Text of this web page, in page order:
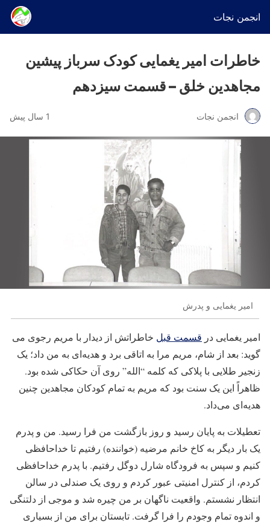
انجمن نجات
خاطرات امیر یغمایی کودک سرباز پیشین
مجاهدین خلق – قسمت سیزدهم
انجمن نجات 1 سال پیش
امیر یغمایی و پدرش
امیر یغمایی در قسمت قبل خاطراتش از دیدار با مریم رجوی می
گوید: بعد از شام، مریم مرا به اتاقی برد و هدیه‌ای به من داد؛ یک
زنجیر طلایی با پلاکی که کلمه “الله” روی آن حکاکی شده بود.
ظاهراً این یک سنت بود که مریم به تمام کودکان مجاهدین چنین
هدیه‌ای می‌داد.
تعطیلات به پایان رسید و روز بازگشت من فرا رسید. من و پدرم
یک بار دیگر به کاخ خانم مرضیه (خواننده) رفتیم تا خداحافظی
کنیم و سپس به فرودگاه شارل دوگل رفتیم. با پدرم خداحافظی
کردم، از کنترل امنیتی عبور کردم و روی یک صندلی در سالن
انتظار نشستم. واقعیت ناگهان بر من چیره شد و موجی از دلتنگی
و اندوه تمام وجودم را فرا گرفت. تابستان برای من از بسیاری